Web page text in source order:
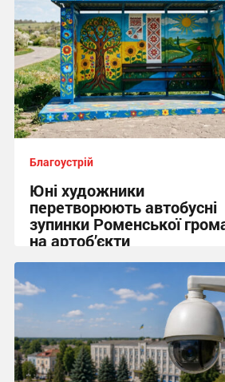
Благоустрій
Юні художники
перетворюють автобусні
зупинки Роменської
на артоб’єкти
13:02, 25.06.2026